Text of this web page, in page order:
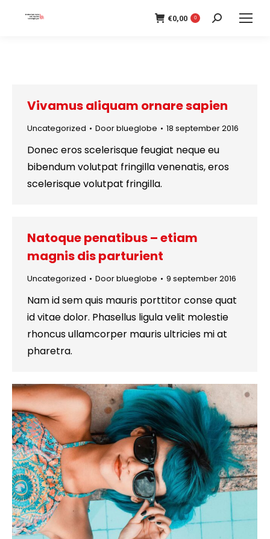
€0,00 0 Search:
Vivamus aliquam ornare sapien
Uncategorized Doorblueglobe 18 september 2016
Donec eros scelerisque feugiat neque eu
bibendum volutpat fringilla venenatis, eros
scelerisque volutpat fringilla.
Natoque penatibus – etiam
magnis dis parturient
Uncategorized Doorblueglobe 9 september 2016
Nam id sem quis mauris porttitor conse quat
id vitae dolor. Phasellus ligula velit molestie
rhoncus ullamcorper mauris ultricies mi at
pharetra.